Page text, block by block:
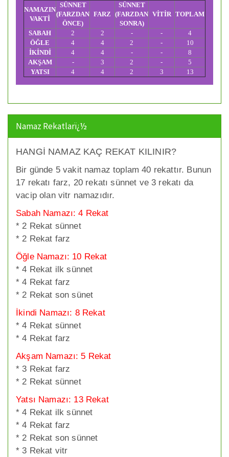
NAMAZIN
VAKTİ
SÜNNET
(FARZDAN
ÖNCE)
FARZ
SÜNNET
(FARZDAN
SONRA)
VİTİR TOPLAM
SABAH 2 2 - -
4
ÖĞLE
4 4 2 -
10
İKİNDİ
4 4 - -
8
AKŞAM
- 3 2 -
5
YATSI
4 4 2 3 13
Namaz Rekatlarï¿½
HANGİ NAMAZ KAÇ REKAT KILINIR?
Bir günde 5 vakit namaz toplam 40 rekattır. Bunun
17 rekatı farz, 20 rekatı sünnet ve 3 rekatı da
vacip olan vitr namazıdır.
Sabah Namazı: 4 Rekat
* 2 Rekat sünnet
* 2 Rekat farz
Öğle Namazı: 10 Rekat
* 4 Rekat ilk sünnet
* 4 Rekat farz
* 2 Rekat son sünet
İkindi Namazı: 8 Rekat
* 4 Rekat sünnet
* 4 Rekat farz
Akşam Namazı: 5 Rekat
* 3 Rekat farz
* 2 Rekat sünnet
Yatsı Namazı: 13 Rekat
* 4 Rekat ilk sünnet
* 4 Rekat farz
* 2 Rekat son sünnet
* 3 Rekat vitr